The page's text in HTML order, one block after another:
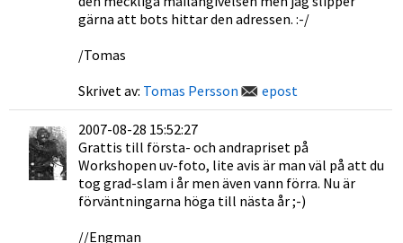
gärna att bots hittar den adressen. :-/
/Tomas
Skrivet av: Tomas Persson epost
2007-08-28 15:52:27
Grattis till första- och andrapriset på
Workshopen uv-foto, lite avis är man väl på att du
tog grad-slam i år men även vann förra. Nu är
förväntningarna höga till nästa år ;-)
//Engman